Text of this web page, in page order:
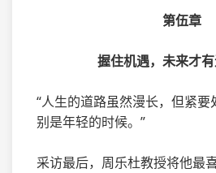
第伍章
握住机遇，未来才
“人生的道路虽然漫长，但紧
别是年轻的时候。”
采访最后，周乐杜教授将他最